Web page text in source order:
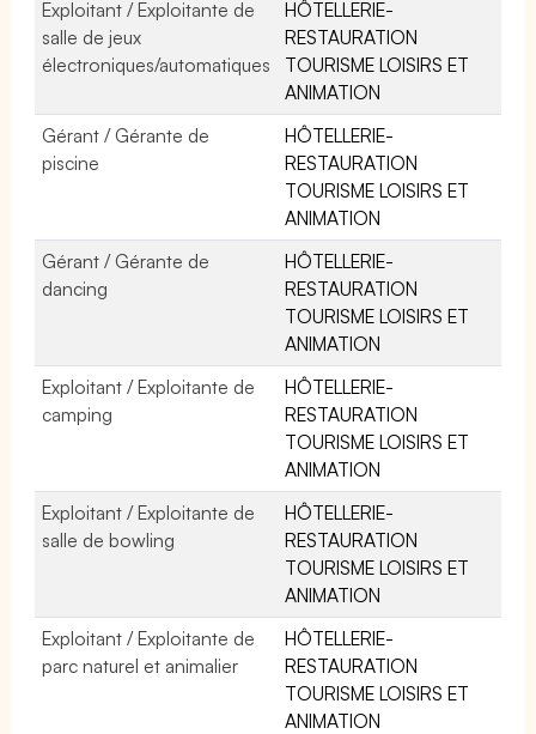
Exploitant / Exploitante de
salle de jeux
électroniques/automatiques
HÔTELLERIE-
RESTAURATION
TOURISME LOISIRS ET
ANIMATION
Gérant / Gérante de
piscine
HÔTELLERIE-
RESTAURATION
TOURISME LOISIRS ET
ANIMATION
Gérant / Gérante de
dancing
HÔTELLERIE-
RESTAURATION
TOURISME LOISIRS ET
ANIMATION
Exploitant / Exploitante de
camping
HÔTELLERIE-
RESTAURATION
TOURISME LOISIRS ET
ANIMATION
Exploitant / Exploitante de
salle de bowling
HÔTELLERIE-
RESTAURATION
TOURISME LOISIRS ET
ANIMATION
Exploitant / Exploitante de
parc naturel et animalier
HÔTELLERIE-
RESTAURATION
TOURISME LOISIRS ET
ANIMATION